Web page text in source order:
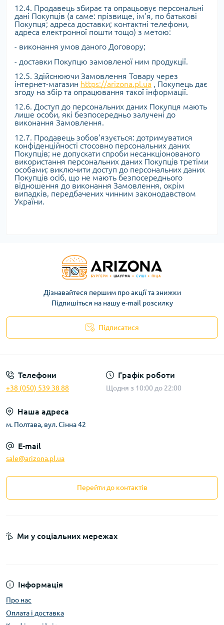
12.4. Продавець збирає та опрацьовує персональні
дані Покупців (а саме: прізвище, ім’я, по батькові
Покупця; адреса доставки; контактні телефони,
адреса електронної пошти тощо) з метою:
- виконання умов даного Договору;
- доставки Покупцю замовленої ним продукції.
12.5. Здійснюючи Замовлення Товару через
інтернет-магазин https://arizona.pl.ua , Покупець дає
згоду на збір та опрацювання такої інформації.
12.6. Доступ до персональних даних Покупця мають
лише особи, які безпосередньо залучені до
виконання Замовлення.
12.7. Продавець зобов’язується: дотримуватися
конфіденційності стосовно персональних даних
Покупців; не допускати спроби несанкціонованого
використання персональних даних Покупців третіми
особами; виключити доступ до персональних даних
Покупців осіб, що не мають безпосереднього
відношення до виконання Замовлення, окрім
випадків, передбачених чинним законодавством
України.
Дізнавайтеся першим про акції та знижки
Підпишіться на нашу e-mail розсилку
Підписатися
Телефони
+38 (050) 539 38 88
Графік роботи
Щодня з 10:00 до 22:00
Наша адреса
м. Полтава, вул. Сінна 42
E-mail
sale@arizona.pl.ua
Перейти до контактів
Інформація
Про нас
Оплата і доставка
Ми у соціальних мережах